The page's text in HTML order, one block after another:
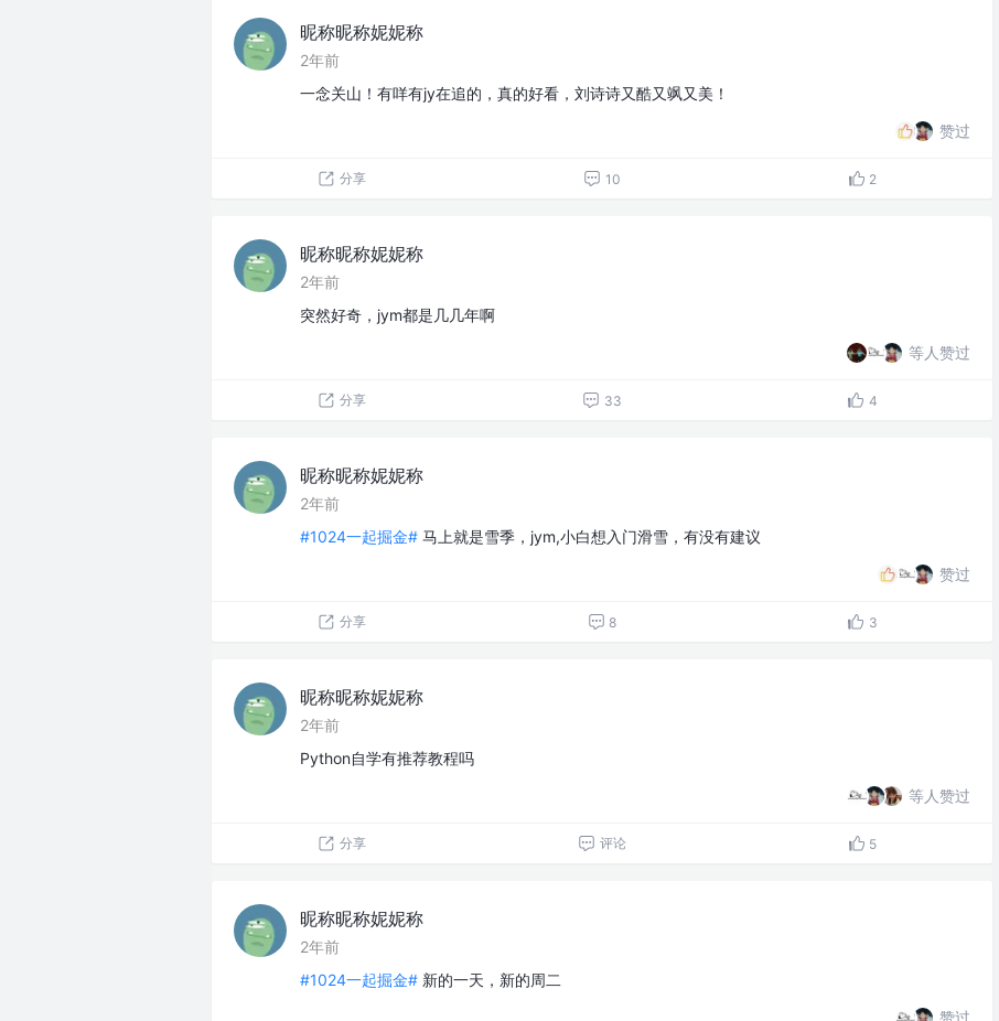
昵称昵称妮妮称
2年前
一念关山！有咩有jy在追的，真的好看，刘诗诗又酷又飒又美！
赞过
分享 10 2
昵称昵称妮妮称
2年前
突然好奇，jym都是几几年啊
等人赞过
分享 33 4
昵称昵称妮妮称
2年前
#1024一起掘金# 马上就是雪季，jym,小白想入门滑雪，有没有建议
赞过
分享 8 3
昵称昵称妮妮称
2年前
Python自学有推荐教程吗
等人赞过
分享 评论 5
昵称昵称妮妮称
2年前
#1024一起掘金# 新的一天，新的周二